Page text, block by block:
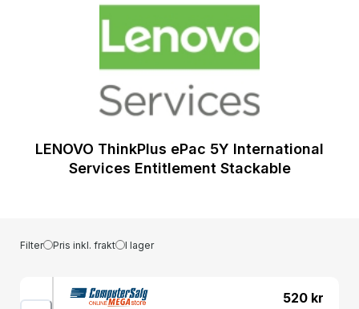
LENOVO ThinkPlus ePac 5Y International
Services Entitlement Stackable
Filter Pris inkl. frakt I lager
520 kr